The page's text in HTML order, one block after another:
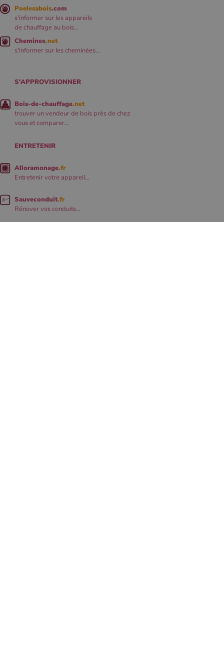
Poelesabois.com
s'informer sur les appareils
de chauffage au bois...
Cheminee.net
s'informer sur les cheminées...
S'APPROVISIONNER
Bois-de-chauffage.net
trouver un vendeur de bois près de chez
vous et comparer...
ENTRETENIR
Alloramonage.fr
Entretenir votre appareil...
Sauveconduit.fr
Rénover vos conduits...